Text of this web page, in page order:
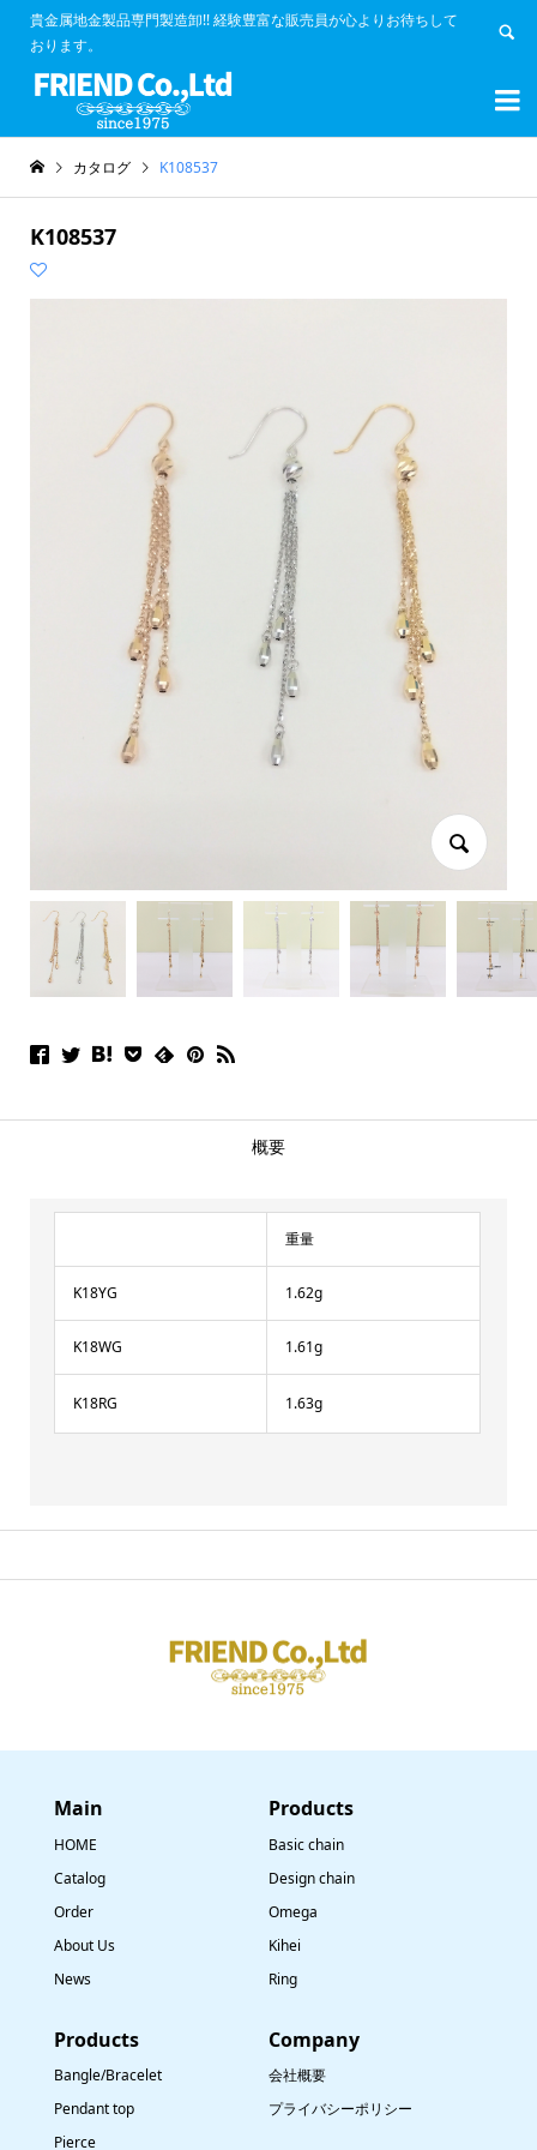
貴金属地金製品専門製造卸!! 経験豊富な販売員が心よりお待ちして
おります。


カタログ K108537
K108537
概要
重量
K18YG 1.62g
K18WG 1.61g
K18RG 1.63g
Main
HOME
Catalog
Order
About Us
News
​Products
Basic chain
Design chain
Omega
Kihei
Ring
​Products
Bangle/Bracelet
Pendant top
Pierce
Company
会社概要
プライバシーポリシー